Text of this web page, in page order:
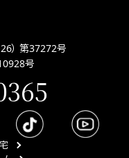
） 第37272号
号